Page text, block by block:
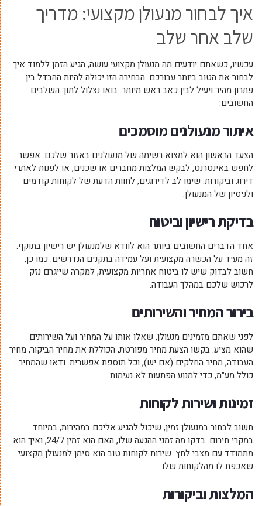
איך לבחור מנעולן מקצועי: מדריך
שלב אחר שלב
עכשיו, כשאתם יודעים מה מנעולן מקצועי עושה, הגיע הזמן ללמוד איך
לבחור את הטוב ביותר עבורכם. הבחירה הזו יכולה להיות ההבדל בין
פתרון מהיר ויעיל לבין כאב ראש מיותר. בואו נצלול לתוך השלבים
החשובים:
איתור מנעולנים מוסמכים
הצעד הראשון הוא למצוא רשימה של מנעולנים באזור שלכם. אפשר
לחפש באינטרנט, לבקש המלצות מחברים או שכנים, או לפנות לאתרי
דירוג וביקורות. שימו לב לדירוגים, לחוות הדעת של לקוחות קודמים
ולניסיון של המנעולן.
בדיקת רישיון וביטוח
אחד הדברים החשובים ביותר הוא לוודא שלמנעולן יש רישיון בתוקף.
זה מעיד על הכשרה מקצועית ועל עמידה בתקנים הנדרשים. כמו כן,
חשוב לבדוק שיש לו ביטוח אחריות מקצועית, למקרה שייגרם נזק
לרכוש שלכם במהלך העבודה.
בירור המחיר והשירותים
לפני שאתם מזמינים מנעולן, שאלו אותו על המחיר ועל השירותים
שהוא מציע. בקשו הצעת מחיר מפורטת, הכוללת את מחיר הביקור, מחיר
העבודה, מחיר החלקים (אם יש), וכל תוספת אפשרית. ודאו שהמחיר
כולל מע"מ, כדי למנוע הפתעות לא נעימות.
זמינות ושירות לקוחות
חשוב לבחור במנעולן זמין, שיכול להגיע אליכם במהירות, במיוחד
במקרי חירום. בדקו מה זמני ההגעה שלו, האם הוא זמין 24/7, ואיך הוא
מתמודד עם מצבי לחץ. שירות לקוחות טוב הוא סימן למנעולן מקצועי
שאכפת לו מהלקוחות שלו.
המלצות וביקורות